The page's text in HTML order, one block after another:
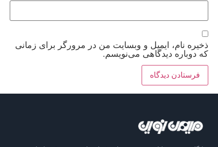
ذخیره نام، ایمیل و وبسایت من در مرورگر برای زمانی
که دوباره دیدگاهی می‌نویسم.